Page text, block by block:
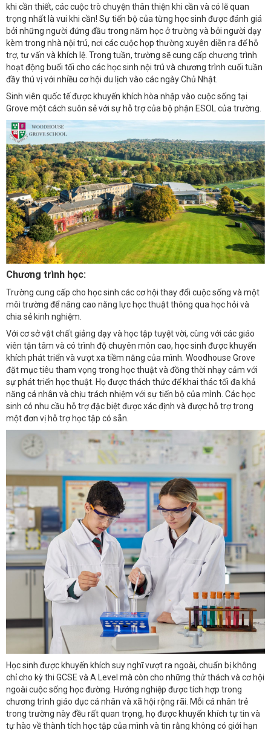
khi cần thiết, các cuộc trò chuyện thân thiện khi cần và có lẽ quan
trọng nhất là vui khi cần! Sự tiến bộ của từng học sinh được đánh giá
bởi những người đứng đầu trong năm học ở trường và bởi người dạy
kèm trong nhà nội trú, nơi các cuộc họp thường xuyên diễn ra để hỗ
trợ, tư vấn và khích lệ. Trong tuần, trường sẽ cung cấp chương trình
hoạt động buổi tối cho các học sinh nội trú và chương trình cuối tuần
đầy thú vị với nhiều cơ hội du lịch vào các ngày Chủ Nhật.
Sinh viên quốc tế được khuyến khích hòa nhập vào cuộc sống tại
Grove một cách suôn sẻ với sự hỗ trợ của bộ phận ESOL của trường.
Chương trình học:
Trường cung cấp cho học sinh các cơ hội thay đổi cuộc sống và một
môi trường để nâng cao năng lực học thuật thông qua học hỏi và
chia sẻ kinh nghiệm.
Với cơ sở vật chất giảng dạy và học tập tuyệt vời, cùng với các giáo
viên tận tâm và có trình độ chuyên môn cao, học sinh được khuyến
khích phát triển và vượt xa tiềm năng của mình. Woodhouse Grove
đặt mục tiêu tham vọng trong học thuật và đồng thời nhạy cảm với
sự phát triển học thuật. Họ được thách thức để khai thác tối đa khả
năng cá nhân và chịu trách nhiệm với sự tiến bộ của mình. Các học
sinh có nhu cầu hỗ trợ đặc biệt được xác định và được hỗ trợ trong
một đơn vị hỗ trợ học tập có sẵn.
Học sinh được khuyến khích suy nghĩ vượt ra ngoài, chuẩn bị không
chỉ cho kỳ thi GCSE và A Level mà còn cho những thử thách và cơ hội
ngoài cuộc sống học đường. Hướng nghiệp được tích hợp trong
chương trình giáo dục cá nhân và xã hội rộng rãi. Mỗi cá nhân trẻ
trong trường này đều rất quan trọng, họ được khuyến khích tự tin và
tự hào về thành tích học tập của mình và tin rằng không có giới hạn